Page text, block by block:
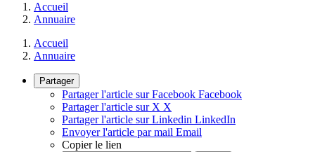
Accueil
Annuaire
Accueil
Annuaire
Partager
Partager l'article sur Facebook Facebook
Partager l'article sur X X
Partager l'article sur Linkedin LinkedIn
Envoyer l'article par mail Email
Copier le lien